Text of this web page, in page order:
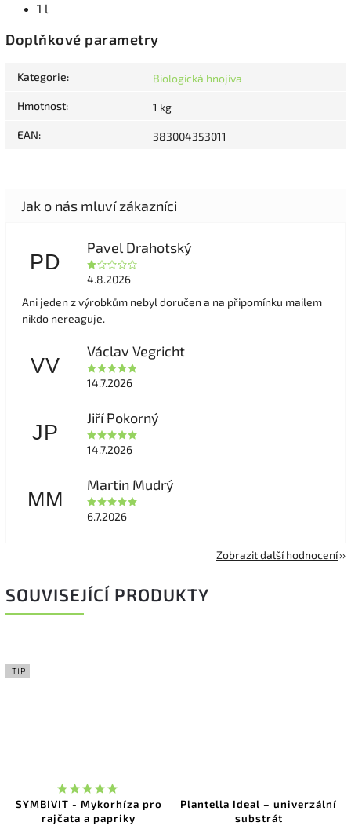
1 l
Doplňkové parametry
Kategorie: Biologická hnojiva
Hmotnost: 1 kg
EAN: 383004353011
PD
Pavel Drahotský
4.8.2026
Ani jeden z výrobkům nebyl doručen a na připomínku mailem
nikdo nereaguje.
VV
Václav Vegricht
14.7.2026
JP
Jiří Pokorný
14.7.2026
MM
Martin Mudrý
6.7.2026
Zobrazit další hodnocení
SOUVISEJÍCÍ PRODUKTY
TIP
SYMBIVIT - Mykorhíza pro
rajčata a papriky
Plantella Ideal – univerzální
substrát